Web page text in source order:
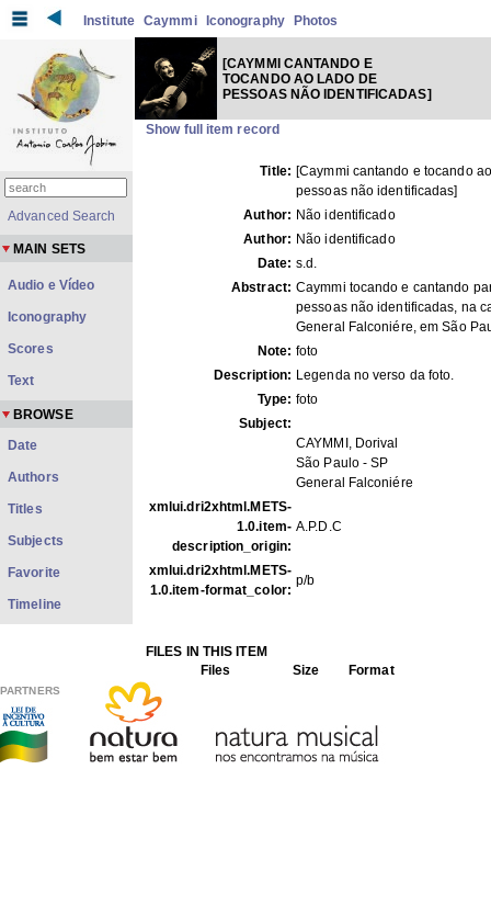
Institute Caymmi Iconography Photos
[CAYMMI CANTANDO E
TOCANDO AO LADO DE
PESSOAS NÃO IDENTIFICADAS]
Show full item record
Title: [Caymmi cantando e tocando
pessoas não identificadas]
Author: Não identificado
Author: Não identificado
Date: s.d.
Abstract: Caymmi tocando e cantando
pessoas não identificadas, na
General Falconiére, em São
Note: foto
Description: Legenda no verso da foto.
Type: foto
Subject:
CAYMMI, Dorival
São Paulo - SP
General Falconiére
xmlui.dri2xhtml.METS-
1.0.item-
description_origin:
A.P.D.C
xmlui.dri2xhtml.METS-
1.0.item-format_color:
p/b
FILES IN THIS ITEM
Files
Size
Format
THIS ITEM APPEARS IN THE FOLLOWING
Advanced Search
MAIN SETS
Audio e Vídeo
Iconography
Scores
Text
BROWSE
Date
Authors
Titles
Subjects
Favorite
Timeline
PARTNERS